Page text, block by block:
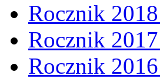
Rocznik
Rocznik
Rocznik